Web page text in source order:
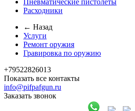
Пневматические пистолеты
Расходники
← Назад
Услуги
Ремонт оружия
Гравировка по оружию
+79522826013
Показать все контакты
info@pifpafgun.ru
Заказать звонок